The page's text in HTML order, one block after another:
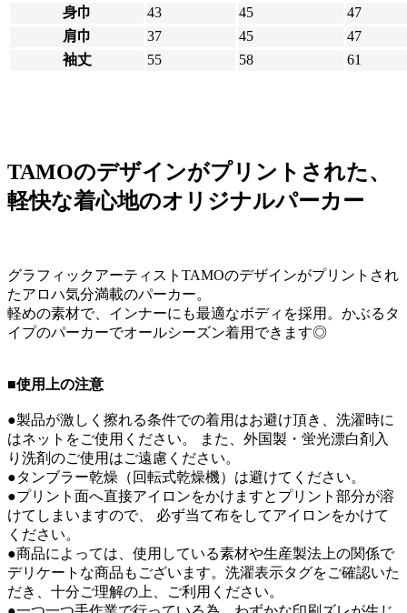
身巾
43 45
47
肩巾
37 45
47
袖丈
55 58 61
TAMOのデザインがプリントされた、
軽快な着心地のオリジナルパーカー
グラフィックアーティストTAMOのデザインがプリントされ
たアロハ気分満載のパーカー。
軽めの素材で、インナーにも最適なボディを採用。かぶるタ
イプのパーカーでオールシーズン着用できます◎
■使用上の注意
●製品が激しく擦れる条件での着用はお避け頂き、洗濯時に
はネットをご使用ください。 また、外国製・蛍光漂白剤入
り洗剤のご使用はご遠慮ください。
●タンブラー乾燥（回転式乾燥機）は避けてください。
●プリント面へ直接アイロンをかけますとプリント部分が溶
けてしまいますので、 必ず当て布をしてアイロンをかけて
ください。
●商品によっては、使用している素材や生産製法上の関係で
デリケートな商品もございます。洗濯表示タグをご確認いた
だき、十分ご理解の上、ご利用ください。